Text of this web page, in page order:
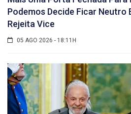
Podemos Decide Ficar Neutro
Rejeita Vice
05 AGO 2026 - 18:11H